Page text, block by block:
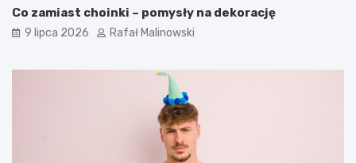
Co zamiast choinki – pomysły na dekorację
9 lipca 2026 Rafał Malinowski